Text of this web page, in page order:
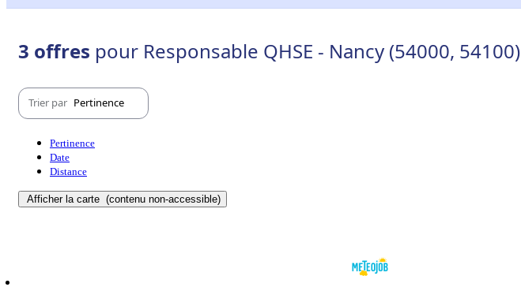
3 offres pour Responsable QHSE - Nancy (54000, 54100)
Trier par Pertinence
Pertinence
Date
Distance
Afficher la carte (contenu non-accessible)